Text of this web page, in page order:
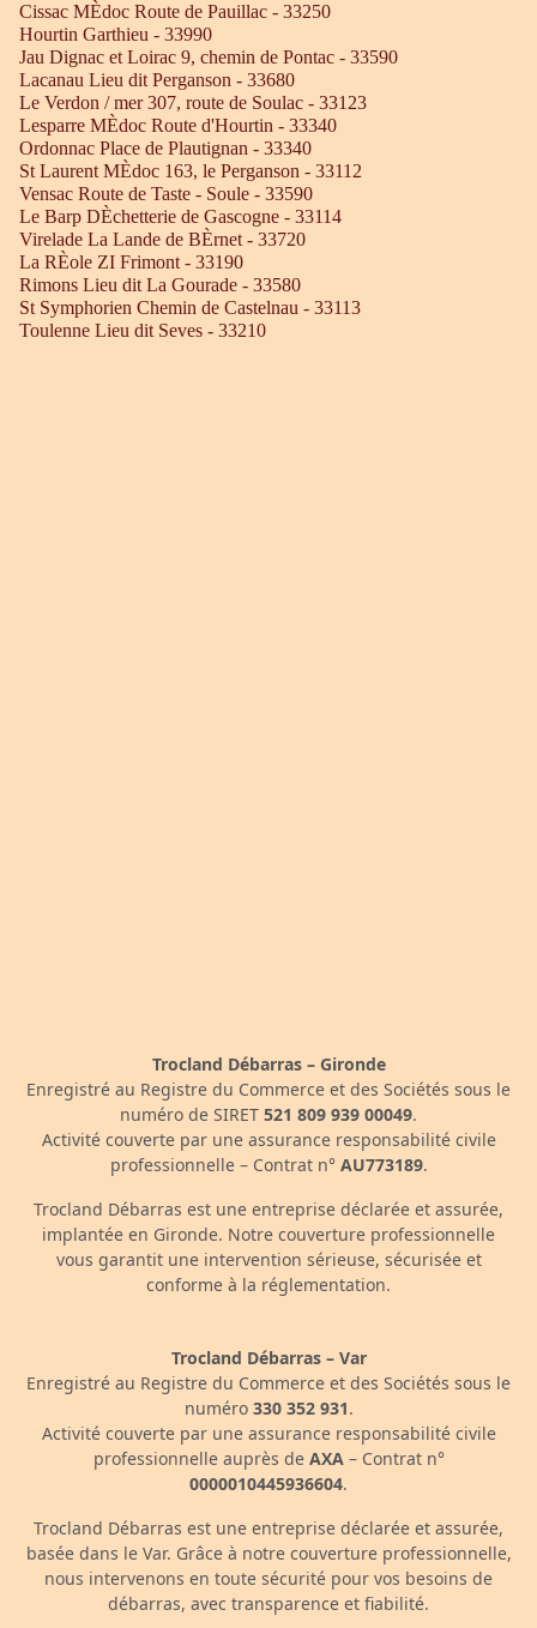
Cissac MÈdoc Route de Pauillac - 33250
Hourtin Garthieu - 33990
Jau Dignac et Loirac 9, chemin de Pontac - 33590
Lacanau Lieu dit Perganson - 33680
Le Verdon / mer 307, route de Soulac - 33123
Lesparre MÈdoc Route d'Hourtin - 33340
Ordonnac Place de Plautignan - 33340
St Laurent MÈdoc 163, le Perganson - 33112
Vensac Route de Taste - Soule - 33590
Le Barp DÈchetterie de Gascogne - 33114
Virelade La Lande de BÈrnet - 33720
La RÈole ZI Frimont - 33190
Rimons Lieu dit La Gourade - 33580
St Symphorien Chemin de Castelnau - 33113
Toulenne Lieu dit Seves - 33210
Trocland Débarras – Gironde
Enregistré au Registre du Commerce et des Sociétés sous le
numéro de SIRET 521 809 939 00049.
Activité couverte par une assurance responsabilité civile
professionnelle – Contrat n° AU773189.
Trocland Débarras est une entreprise déclarée et assurée,
implantée en Gironde. Notre couverture professionnelle
vous garantit une intervention sérieuse, sécurisée et
conforme à la réglementation.
Trocland Débarras – Var
Enregistré au Registre du Commerce et des Sociétés sous le
numéro 330 352 931.
Activité couverte par une assurance responsabilité civile
professionnelle auprès de AXA– Contrat n°
0000010445936604.
Trocland Débarras est une entreprise déclarée et assurée,
basée dans le Var. Grâce à notre couverture professionnelle,
nous intervenons en toute sécurité pour vos besoins de
débarras, avec transparence et fiabilité.